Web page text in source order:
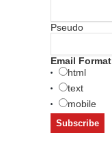
Pseudo
Email Format
html
text
mobile